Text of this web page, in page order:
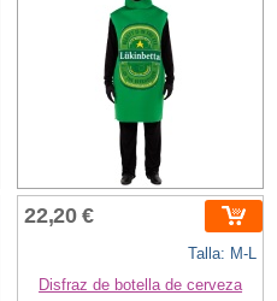
22,20 €
Talla: M-L
Disfraz de botella de cerveza